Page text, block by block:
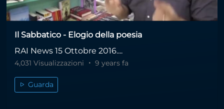
Il Sabbatico - Elogio della poesia
RAI News 15 Ottobre 2016....
4,031 Visualizzazioni 9 years fa
Guarda